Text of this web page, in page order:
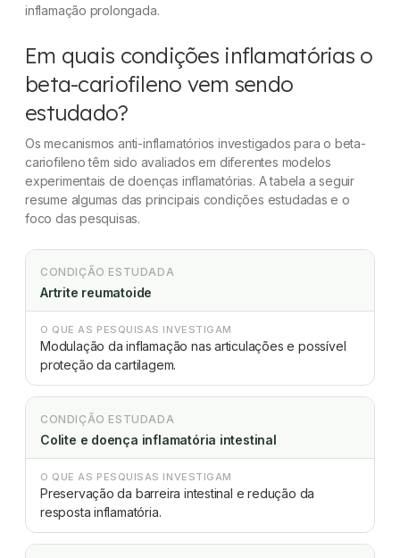
inflamação prolongada.
Em quais condições inflamatórias o
beta-cariofileno vem sendo
estudado?
Os mecanismos anti-inflamatórios investigados para o beta-
cariofileno têm sido avaliados em diferentes modelos
experimentais de doenças inflamatórias. A tabela a seguir
resume algumas das principais condições estudadas e o
foco das pesquisas.
CONDIÇÃO ESTUDADA
Artrite reumatoide
O QUE AS PESQUISAS INVESTIGAM
Modulação da inflamação nas articulações e possível
proteção da cartilagem.
CONDIÇÃO ESTUDADA
Colite e doença inflamatória intestinal
O QUE AS PESQUISAS INVESTIGAM
Preservação da barreira intestinal e redução da
resposta inflamatória.